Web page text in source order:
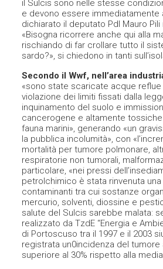
il Sulcis sono nelle stesse
e devono essere immediatamente
dichiarato il deputato Pdl Mauro
«Bisogna ricorrere anche qui alla
rischiando di far crollare tutto il
sardo?», si chiedono in tanti
Secondo il Wwf, nell’area
«sono state scaricate acque reflue
violazione dei limiti fissati dalla
inquinamento del suolo e
cancerogene e altamente tossiche
fauna marini», generando «un
la pubblica incolumità», con
mortalità per tumore polmonare,
respiratorie non tumorali,
particolare, «nei pressi
petrolchimico è stata rinvenuta
contaminanti tra cui sostanze
mercurio, solventi, diossine e
salute del Sulcis sarebbe malata:
realizzato da TzdE “Energia e
di Portoscuso tra il 1997 e il 2003
registrata un0incidenza del tumore
superiore al 30% rispetto alla